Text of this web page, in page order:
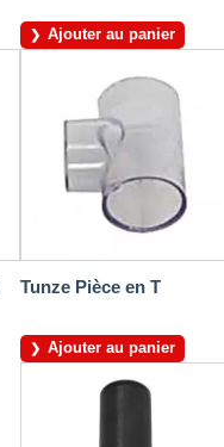
Ajouter au panier
Tunze Pièce en T
Ajouter au panier